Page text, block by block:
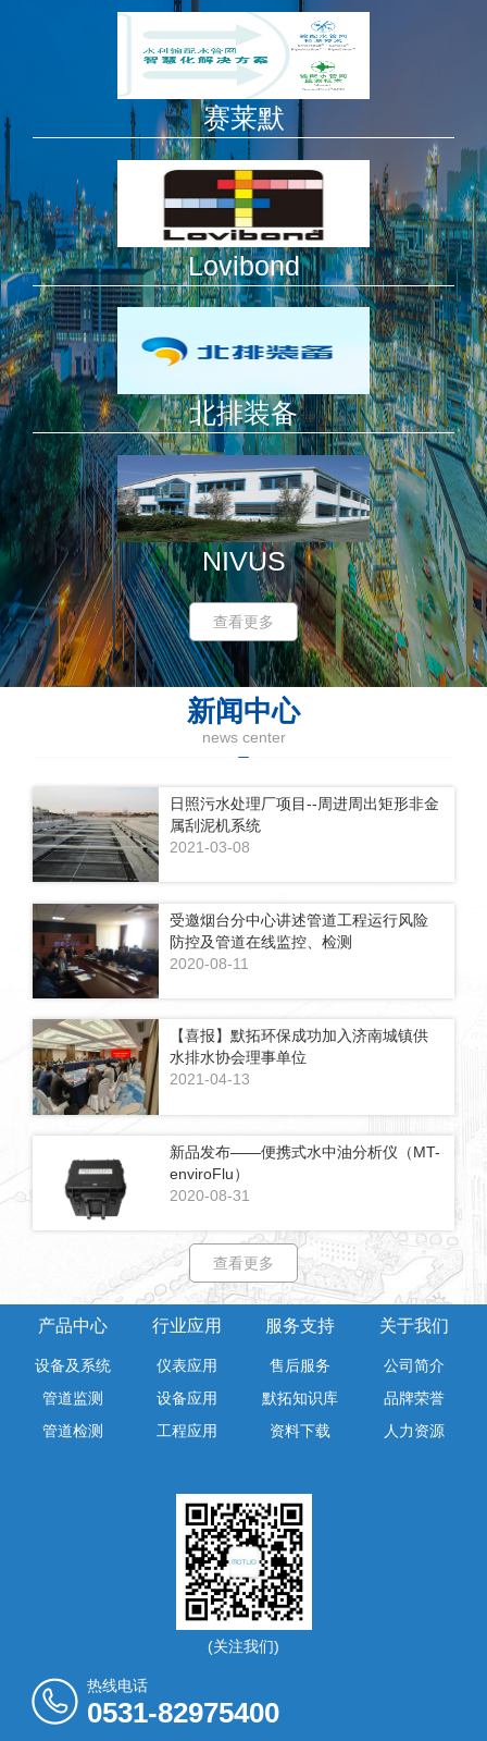
赛莱默
Lovibond
北排装备
NIVUS
查看更多
新闻中心
news center
日照污水处理厂项目--周进周出矩形非金
属刮泥机系统
2021-03-08
受邀烟台分中心讲述管道工程运行风险
防控及管道在线监控、检测
2020-08-11
【喜报】默拓环保成功加入济南城镇供
水排水协会理事单位
2021-04-13
新品发布——便携式水中油分析仪（MT-
enviroFlu）
2020-08-31
查看更多
产品中心
设备及系统
管道监测
管道检测
行业应用
仪表应用
设备应用
工程应用
服务支持
售后服务
默拓知识库
资料下载
关于我们
公司简介
品牌荣誉
人力资源
(关注我们)
热线电话
0531-82975400